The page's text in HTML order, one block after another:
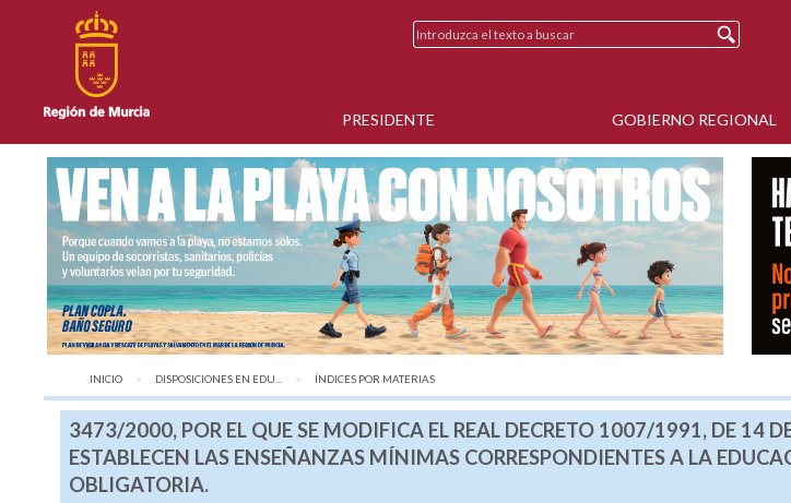
PRESIDENTE GOBIERNO REGIONAL
INICIO DISPOSICIONES EN EDU... AQUÍ:
ÍNDICES POR MATERIAS
3473/2000, POR EL QUE SE MODIFICA EL REAL DECRETO 1007/1991, DE 14
ESTABLECEN LAS ENSEÑANZAS MÍNIMAS CORRESPONDIENTES A LA
OBLIGATORIA.